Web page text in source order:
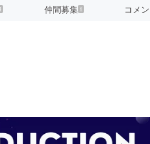
仲間募集 1 コメ